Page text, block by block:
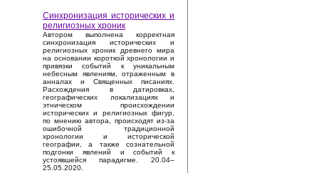
Синхронизация исторических и
религиозных хроник
Автором выполнена корректная
синхронизация исторических и
религиозных хроник древнего мира
на основании короткой хронологии и
привязки событий к уникальным
небесным явлениям, отраженным в
анналах и Священных писаниях.
Расхождения в датировках,
географических локализациях и
этническом происхождении
исторических и религиозных фигур,
по мнению автора, происходят из-за
ошибочной традиционной
хронологии и исторической
географии, а также сознательной
подгонки явлений и событий к
устоявшейся парадигме. 20.04–
25.05.2020.